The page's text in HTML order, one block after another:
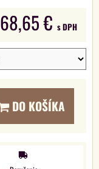
68,65 € s DPH
DO KOŠÍKA